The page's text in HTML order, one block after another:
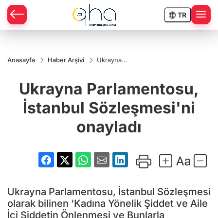
TR
Anasayfa Haber Arşivi
Ukrayna
Sözleşmesi'ni
onayladı
Ukrayna Parlamentosu,
İstanbul Sözleşmesi'ni
onayladı
Ukrayna Parlamentosu, İstanbul Sözleşmesi
olarak bilinen ‘Kadına Yönelik Şiddet ve Aile
İçi Şiddetin Önlenmesi ve Bunlarla